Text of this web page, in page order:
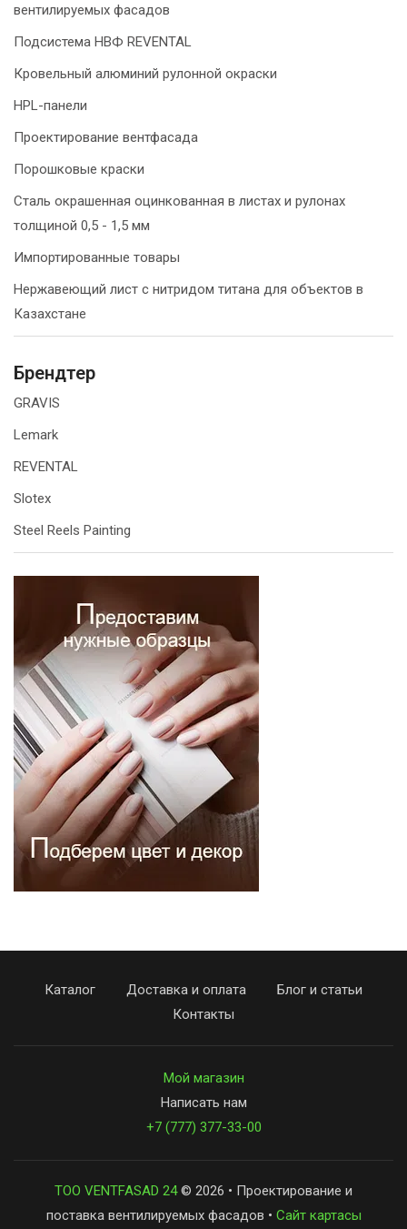
вентилируемых фасадов
Подсистема НВФ REVENTAL
Кровельный алюминий рулонной окраски
HPL-панели
Проектирование вентфасада
Порошковые краски
Сталь окрашенная оцинкованная в листах и рулонах
толщиной 0,5 - 1,5 мм
Импортированные товары
Нержавеющий лист с нитридом титана для объектов в
Казахстане
Брендтер
GRAVIS
Lemark
REVENTAL
Slotex
Steel Reels Painting
Каталог Доставка и оплата
Блог и статьи
Контакты
Мой магазин
Написать нам
+7 (777) 377-33-00
ТОО VENTFASAD 24© 2026 • Проектирование и
поставка вентилируемых фасадов • Сайт картасы